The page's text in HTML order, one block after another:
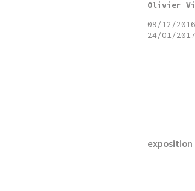
Olivier
09/12/2016
24/01/2017
exposition